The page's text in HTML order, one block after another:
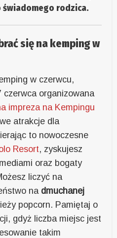
świadomego rodzica.
się na kemping w
w czerwcu,
czerwca organizowana
impreza na Kempingu
atrakcje dla
to nowoczesne
Resort, zyskujesz
oraz bogaty
liczyć na
na dmuchanej
popcorn. Pamiętaj o
gdyż liczba miejsc jest
takim